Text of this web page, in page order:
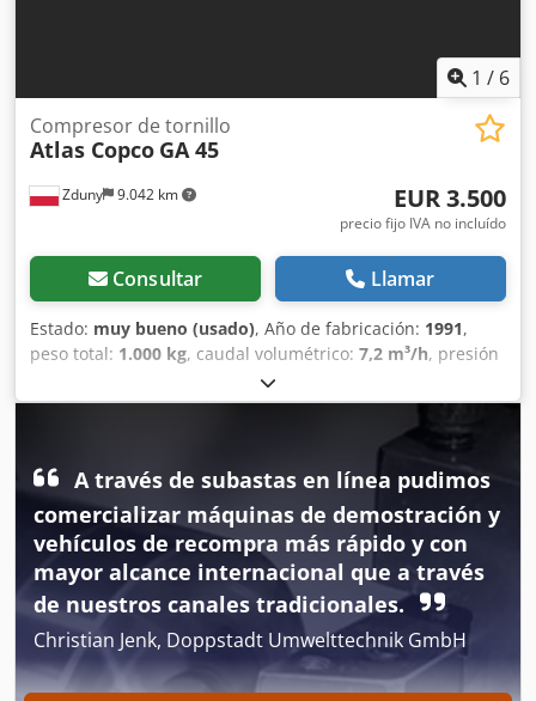
1 / 6
Zduny 9.042 km
Compresor de tornillo
Atlas Copco GA 45
EUR 3.500
precio fijo IVA no incluído
Consultar Llamar
Estado: muy bueno (usado), Año de fabricación: 1991,
peso total: 1.000 kg, caudal volumétrico: 7,2 m³/h, presión
, tensión de entrada:
Compresor de tornillo ATLAS COPCO GA 45 Con secador
por refrigeración. Motor de 45 kW. Caudal de 7,20 m³/min.
Dcodpfx Afjukvvaotok Presión de 7,5 bares. El compresor
está en perfecto estado de funcionamiento.
A través de subastas en línea pudimos
comercializar máquinas de demostración y
vehículos de recompra más rápido y con
mayor alcance internacional que a través
de nuestros canales tradicionales.
Christian Jenk, Doppstadt Umwelttechnik GmbH